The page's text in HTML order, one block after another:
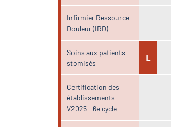
Infirmier Ressource
Douleur (IRD)
Soins aux patients
stomisés
L
Certification des
établissements
V2025 - 6e cycle